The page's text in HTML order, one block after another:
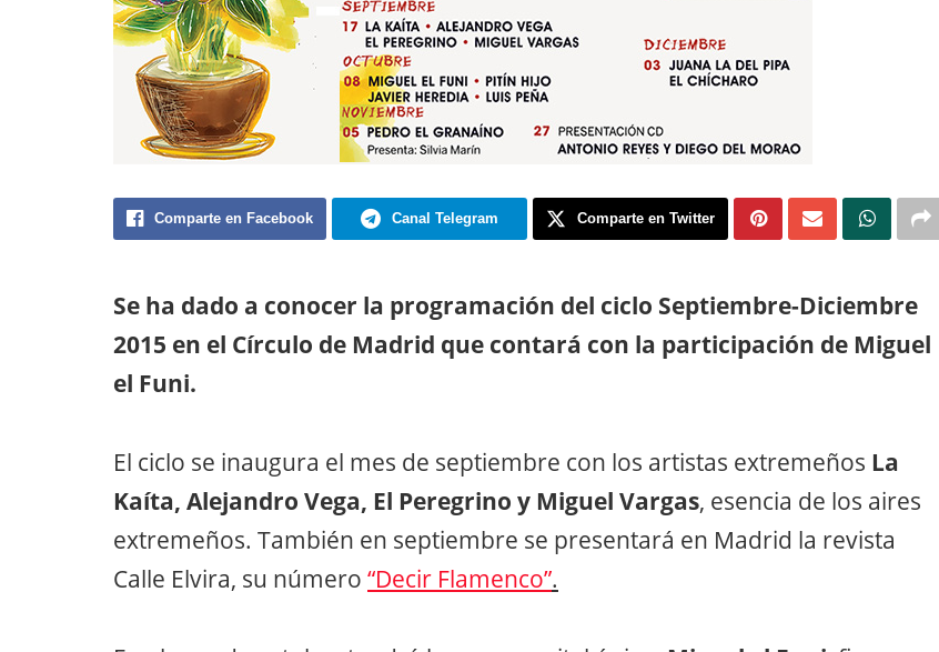
Comparte en Facebook Canal Telegram Comparte en Twitter
Se ha dado a conocer la programación del ciclo Septiembre-Diciembre
2015 en el Círculo de Madrid que contará con la participación de Miguel
el Funi.
El ciclo se inaugura el mes de septiembre con los artistas extremeños La
Kaíta, Alejandro Vega, El Peregrino y Miguel Vargas, esencia de los aires
extremeños. También en septiembre se presentará en Madrid la revista
Calle Elvira, su número “Decir Flamenco”.